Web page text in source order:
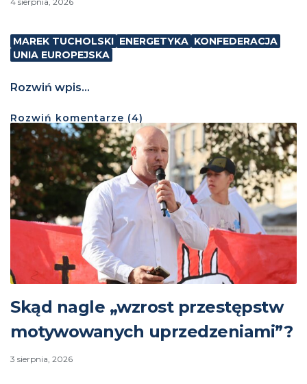
MAREK TUCHOLSKI ENERGETYKA KONFEDERACJA
UNIA EUROPEJSKA
Rozwiń wpis...
Rozwiń komentarze (4)
Skąd nagle „wzrost przestępstw
motywowanych uprzedzeniami”?
3 sierpnia, 2026